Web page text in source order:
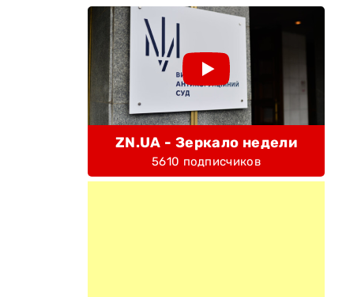
ZN.UA - Зеркало недели
5610 подписчиков